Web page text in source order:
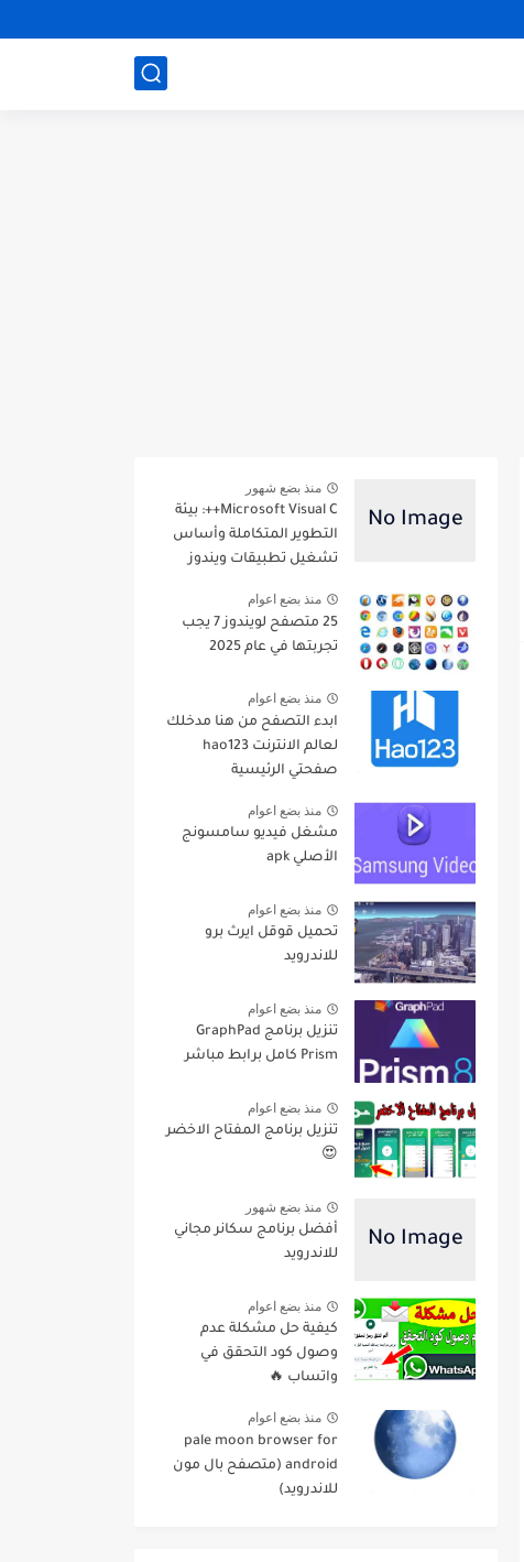
منذ بضع شهور
Microsoft Visual C++: بيئة
التطوير المتكاملة وأساس
تشغيل تطبيقات ويندوز
منذ بضع اعوام
25 متصفح لويندوز 7 يجب
تجربتها في عام 2025
منذ بضع اعوام
ابدء التصفح من هنا مدخلك
لعالم الانترنت hao123
صفحتي الرئيسية
منذ بضع اعوام
مشغل فيديو سامسونج
الأصلي apk
منذ بضع اعوام
تحميل قوقل ايرث برو
للاندرويد
منذ بضع اعوام
تنزيل برنامج GraphPad
Prism كامل برابط مباشر
منذ بضع اعوام
تنزيل برنامج المفتاح الاخضر
😍
منذ بضع شهور
أفضل برنامج سكانر مجاني
للاندرويد
منذ بضع اعوام
كيفية حل مشكلة عدم
وصول كود التحقق في
واتساب 🔥
منذ بضع اعوام
pale moon browser for
android (متصفح بال مون
للاندرويد)